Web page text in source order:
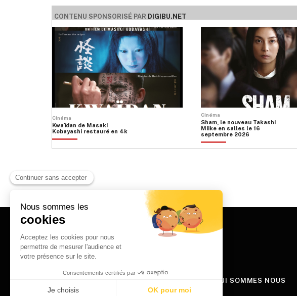
CONTENU SPONSORISÉ PAR DIGIBU.NET
Cinéma
Kwaïdan de Masaki
Kobayashi restauré en 4k
Cinéma
Sham, le nouveau Takashi
Miike en salles le 16
septembre 2026
QUI SOMMES NOUS